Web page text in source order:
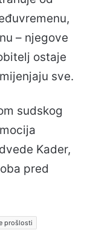
– njegove
ostaje
sve.
sudskog
Kader,
pred
prošlosti